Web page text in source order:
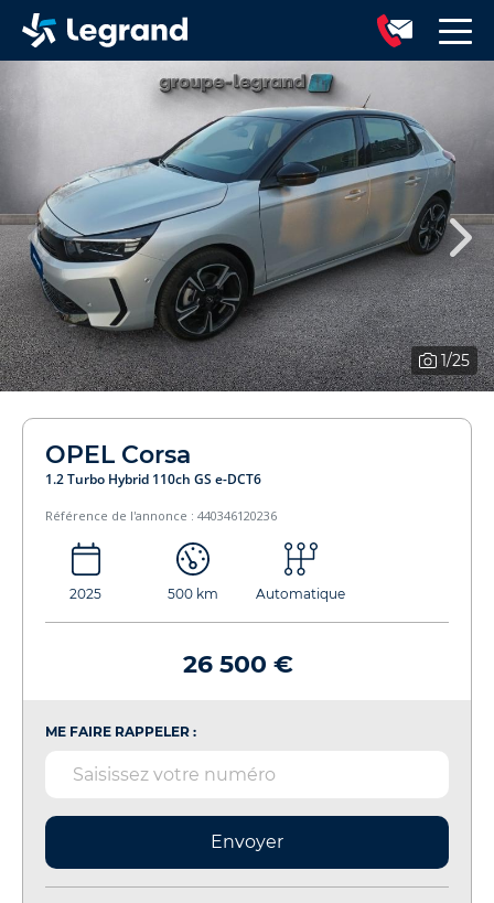
1/25
OPEL Corsa
1.2 Turbo Hybrid 110ch GS e-DCT6
Référence de l'annonce : 440346120236
2025 500 km Automatique
26 500 €
ME FAIRE RAPPELER :
Envoyer